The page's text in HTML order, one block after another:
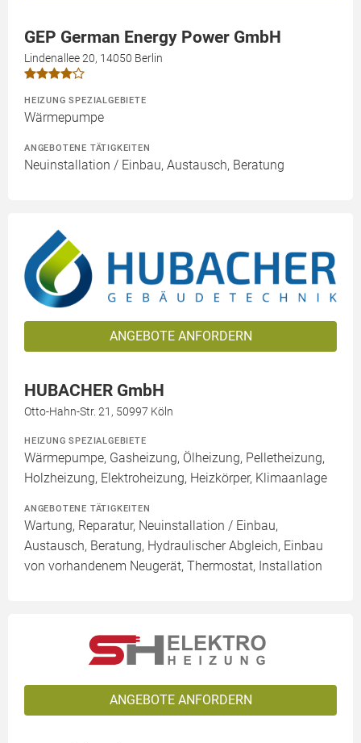
GEP German Energy Power GmbH
Lindenallee 20, 14050 Berlin
HEIZUNG SPEZIALGEBIETE
Wärmepumpe
ANGEBOTENE TÄTIGKEITEN
Neuinstallation / Einbau, Austausch, Beratung
ANGEBOTE ANFORDERN
HUBACHER GmbH
Otto-Hahn-Str. 21, 50997 Köln
HEIZUNG SPEZIALGEBIETE
Wärmepumpe, Gasheizung, Ölheizung, Pelletheizung,
Holzheizung, Elektroheizung, Heizkörper, Klimaanlage
ANGEBOTENE TÄTIGKEITEN
Wartung, Reparatur, Neuinstallation / Einbau,
Austausch, Beratung, Hydraulischer Abgleich, Einbau
von vorhandenem Neugerät, Thermostat, Installation
ANGEBOTE ANFORDERN